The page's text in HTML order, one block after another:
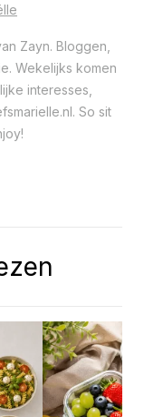
Zayn. Bloggen,
Wekelijks komen
interesses,
So sit